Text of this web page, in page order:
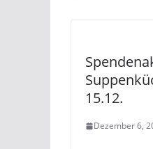
15.12.
Dezember 6,